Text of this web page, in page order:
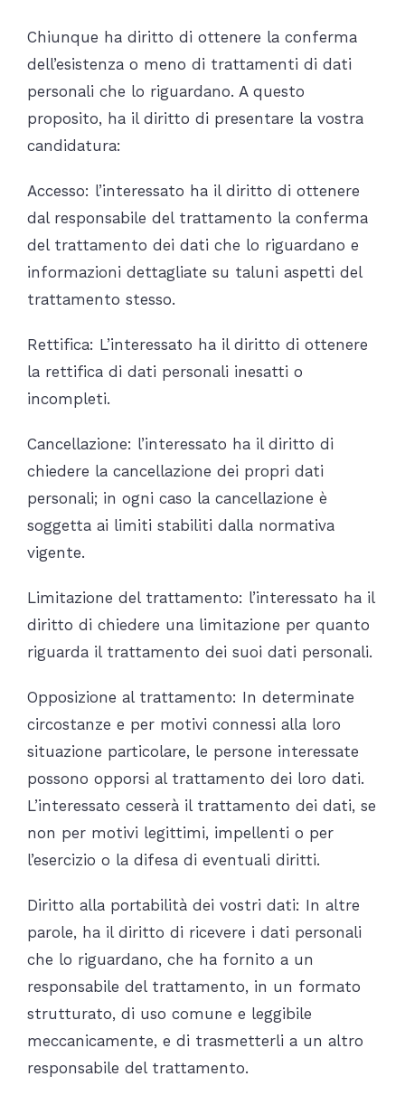
Chiunque ha diritto di ottenere la conferma
dell’esistenza o meno di trattamenti di dati
personali che lo riguardano. A questo
proposito, ha il diritto di presentare la vostra
candidatura:
Accesso: l’interessato ha il diritto di ottenere
dal responsabile del trattamento la conferma
del trattamento dei dati che lo riguardano e
informazioni dettagliate su taluni aspetti del
trattamento stesso.
Rettifica: L’interessato ha il diritto di ottenere
la rettifica di dati personali inesatti o
incompleti.
Cancellazione: l’interessato ha il diritto di
chiedere la cancellazione dei propri dati
personali; in ogni caso la cancellazione è
soggetta ai limiti stabiliti dalla normativa
vigente.
Limitazione del trattamento: l’interessato ha il
diritto di chiedere una limitazione per quanto
riguarda il trattamento dei suoi dati personali.
Opposizione al trattamento: In determinate
circostanze e per motivi connessi alla loro
situazione particolare, le persone interessate
possono opporsi al trattamento dei loro dati.
L’interessato cesserà il trattamento dei dati, se
non per motivi legittimi, impellenti o per
l’esercizio o la difesa di eventuali diritti.
Diritto alla portabilità dei vostri dati: In altre
parole, ha il diritto di ricevere i dati personali
che lo riguardano, che ha fornito a un
responsabile del trattamento, in un formato
strutturato, di uso comune e leggibile
meccanicamente, e di trasmetterli a un altro
responsabile del trattamento.